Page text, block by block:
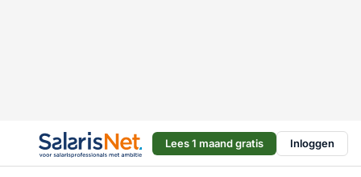
Lees 1 maand gratis Inloggen